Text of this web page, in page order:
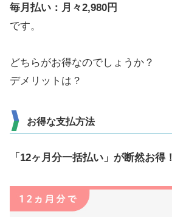
毎月払い：月々2,980円
です。
どちらがお得なのでしょうか？
デメリットは？
お得な支払方法
「12ヶ月分一括払い」が断然お得！